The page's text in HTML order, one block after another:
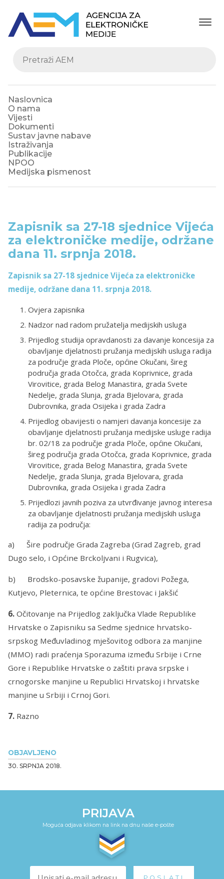
Naslovnica
O nama
Vijesti
Dokumenti
Sustav javne nabave
Istraživanja
Publikacije
NPOO
Medijska pismenost
OBJAVLJENO
30. SRPNJA 2018.
Zapisnik sa 27-18 sjednice Vijeća
za elektroničke medije, održane
dana 11. srpnja 2018.
Zapisnik sa 27-18 sjednice Vijeća za elektroničke
medije, održane dana 11. srpnja 2018.
Ovjera zapisnika
Nadzor nad radom pružatelja medijskih usluga
Prijedlog studija opravdanosti za davanje koncesija za
obavljanje djelatnosti pružanja medijskih usluga radija
za područje grada Ploče, općine Okučani, šireg
područja grada Otočca, grada Koprivnice, grada
Virovitice, grada Belog Manastira, grada Svete
Nedelje, grada Slunja, grada Bjelovara, grada
Dubrovnika, grada Osijeka i grada Zadra
Prijedlog obavijesti o namjeri davanja koncesije za
obavljanje djelatnosti pružanja medijske usluge radija
br. 02/18 za područje grada Ploče, općine Okučani,
šireg područja grada Otočca, grada Koprivnice, grada
Virovitice, grada Belog Manastira, grada Svete
Nedelje, grada Slunja, grada Bjelovara, grada
Dubrovnika, grada Osijeka i grada Zadra
Prijedlozi javnih poziva za utvrđivanje javnog interesa
za obavljanje djelatnosti pružanja medijskih usluga
radija za područja:
a) Šire područje Grada Zagreba (Grad Zagreb, grad
Dugo selo, i Općine Brckoljvani i Rugvica),
b) Brodsko-posavske županije, gradovi Požega,
Kutjevo, Pleternica, te općine Brestovac i Jakšić
6. Očitovanje na Prijedlog zaključka Vlade Republike
Hrvatske o Zapisniku sa Sedme sjednice hrvatsko-
srpskog Međuvladinog mješovitog odbora za manjine
(MMO) radi praćenja Sporazuma između Srbije i Crne
Gore i Republike Hrvatske o zaštiti prava srpske i
crnogorske manjine u Republici Hrvatskoj i hrvatske
manjine u Srbiji i Crnoj Gori.
7. Razno
PRIJAVA
Moguća odjava klikom na link na dnu naše e-pošte